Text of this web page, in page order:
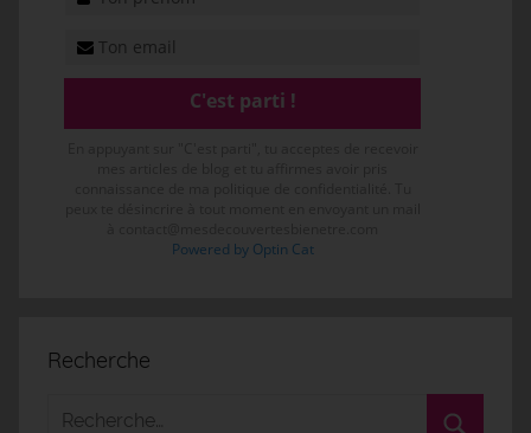
Powered by Optin Cat
Recherche